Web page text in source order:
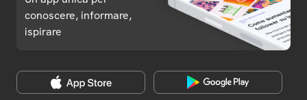
conoscere, informare,
ispirare